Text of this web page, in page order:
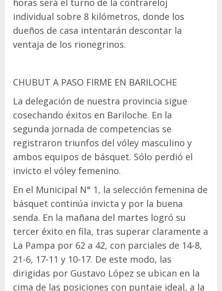
horas será el turno de la contrareloj
individual sobre 8 kilómetros, donde los
dueños de casa intentarán descontar la
ventaja de los rionegrinos.
CHUBUT A PASO FIRME EN BARILOCHE
La delegación de nuestra provincia sigue
cosechando éxitos en Bariloche. En la
segunda jornada de competencias se
registraron triunfos del vóley masculino y
ambos equipos de básquet. Sólo perdió el
invicto el vóley femenino.
En el Municipal N° 1, la selección femenina de
básquet continúa invicta y por la buena
senda. En la mañana del martes logró su
tercer éxito en fila, tras superar claramente a
La Pampa por 62 a 42, con parciales de 14-8,
21-6, 17-11 y 10-17. De este modo, las
dirigidas por Gustavo López se ubican en la
cima de las posiciones con puntaje ideal, a la